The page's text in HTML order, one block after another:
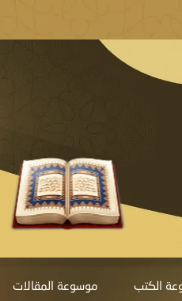
المغفرة لأنها أغلى
الكتب موسوعة المقالات